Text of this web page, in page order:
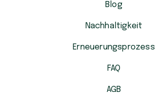
Blog
Nachhaltigkeit
Erneuerungsprozess
FAQ
AGB